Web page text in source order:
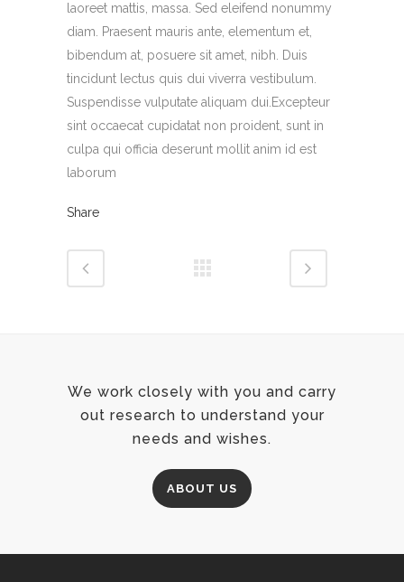
laoreet mattis, massa. Sed eleifend nonummy
diam. Praesent mauris ante, elementum et,
bibendum at, posuere sit amet, nibh. Duis
tincidunt lectus quis dui viverra vestibulum.
Suspendisse vulputate aliquam dui.Excepteur
sint occaecat cupidatat non proident, sunt in
culpa qui officia deserunt mollit anim id est
laborum
Share
We work closely with you and carry
out research to understand your
needs and wishes.
ABOUT US